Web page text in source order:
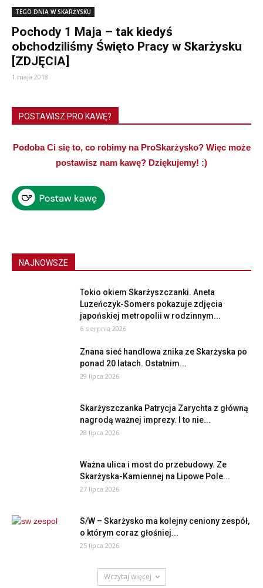
TEGO DNIA W SKARŻYSKU
Pochody 1 Maja – tak kiedyś
obchodziliśmy Święto Pracy w Skarżysku
[ZDJĘCIA]
1 maja 2018
POSTAWISZ PRO KAWĘ?
Podoba Ci się to, co robimy na ProSkarżysko? Więc może
postawisz nam kawę? Dziękujemy! :)
NAJNOWSZE
Tokio okiem Skarżyszczanki. Aneta
Luzeńczyk-Somers pokazuje zdjęcia
japońskiej metropolii w rodzinnym...
6 sierpnia 2026
Znana sieć handlowa znika ze Skarżyska po
ponad 20 latach. Ostatnim...
29 lipca 2026
Skarżyszczanka Patrycja Zarychta z główną
nagrodą ważnej imprezy. I to nie...
28 lipca 2026
Ważna ulica i most do przebudowy. Ze
Skarżyska-Kamiennej na Lipowe Pole...
27 lipca 2026
S/W – Skarżysko ma kolejny ceniony zespół,
o którym coraz głośniej...
25 lipca 2026
Wczytaj więcej